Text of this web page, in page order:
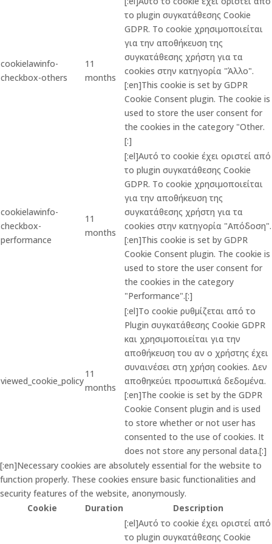
cookielawinfo-
checkbox-others
11
months
το plugin συγκατάθεσης Cookie
GDPR. Το cookie χρησιμοποιείται
για την αποθήκευση της
συγκατάθεσης χρήστη για τα
cookies στην κατηγορία "Άλλο".
[:en]This cookie is set by GDPR
Cookie Consent plugin. The cookie is
used to store the user consent for
the cookies in the category "Other.
[:]
cookielawinfo-
checkbox-
performance
11
months
[:el]Αυτό το cookie έχει οριστεί από
το plugin συγκατάθεσης Cookie
GDPR. Το cookie χρησιμοποιείται
για την αποθήκευση της
συγκατάθεσης χρήστη για τα
cookies στην κατηγορία "Απόδοση".
[:en]This cookie is set by GDPR
Cookie Consent plugin. The cookie is
used to store the user consent for
the cookies in the category
"Performance".[:]
viewed_cookie_policy
11
months
[:el]Το cookie ρυθμίζεται από το
Plugin συγκατάθεσης Cookie GDPR
και χρησιμοποιείται για την
αποθήκευση του αν ο χρήστης έχει
συναινέσει στη χρήση cookies. Δεν
αποθηκεύει προσωπικά δεδομένα.
[:en]The cookie is set by the GDPR
Cookie Consent plugin and is used
to store whether or not user has
consented to the use of cookies. It
does not store any personal data.[:]
[:en]Necessary cookies are absolutely essential for the website to
function properly. These cookies ensure basic functionalities and
security features of the website, anonymously.
Cookie
Duration Description
[:el]Αυτό το cookie έχει οριστεί από
το plugin συγκατάθεσης Cookie